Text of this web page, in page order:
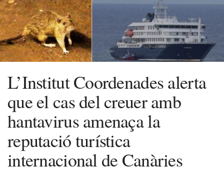
L’Institut Coordenades alerta
que el cas del creuer amb
hantavirus amenaça la
reputació turística
internacional de Canàries